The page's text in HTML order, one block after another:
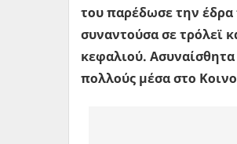
του παρέδωσε την έδρα
συναντούσα σε τρόλεϊ
κεφαλιού.
πολλούς μέσα στο